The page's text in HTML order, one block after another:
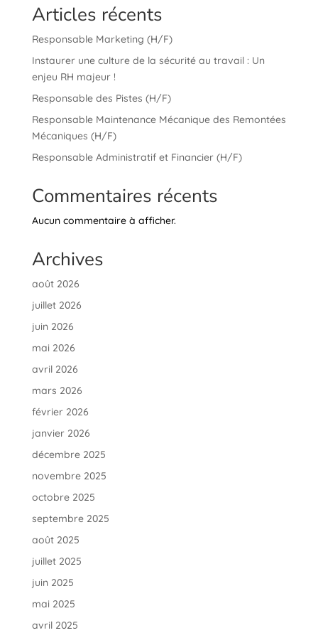
Articles récents
Responsable Marketing (H/F)
Instaurer une culture de la sécurité au travail : Un
enjeu RH majeur !
Responsable des Pistes (H/F)
Responsable Maintenance Mécanique des Remontées
Mécaniques (H/F)
Responsable Administratif et Financier (H/F)
Commentaires récents
Aucun commentaire à afficher.
Archives
août 2026
juillet 2026
juin 2026
mai 2026
avril 2026
mars 2026
février 2026
janvier 2026
décembre 2025
novembre 2025
octobre 2025
septembre 2025
août 2025
juillet 2025
juin 2025
mai 2025
avril 2025